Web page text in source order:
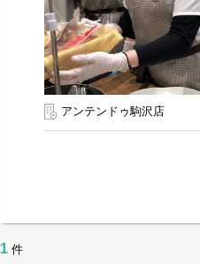
アンテンドゥ駒沢店
1 件